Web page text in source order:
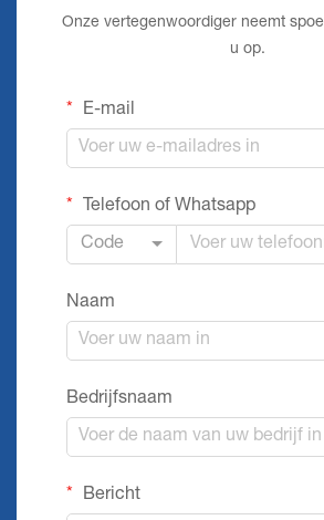
Onze vertegenwoordiger neemt
u op.
E-mail
Telefoon of Whatsapp
Code
Naam
Bedrijfsnaam
Bericht